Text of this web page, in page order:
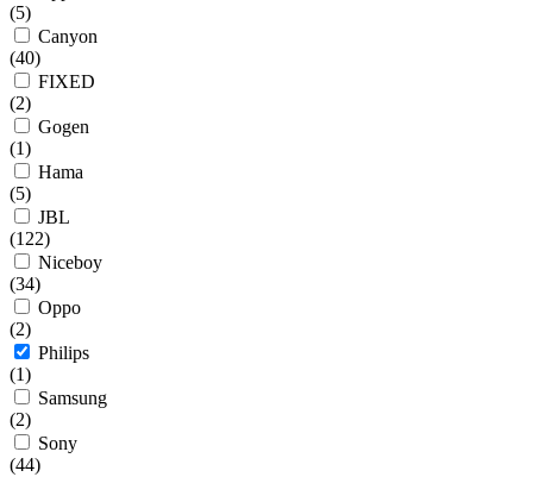
(5)
Canyon
(40)
FIXED
(2)
Gogen
(1)
Hama
(5)
JBL
(122)
Niceboy
(34)
Oppo
(2)
Philips
(1)
Samsung
(2)
Sony
(44)